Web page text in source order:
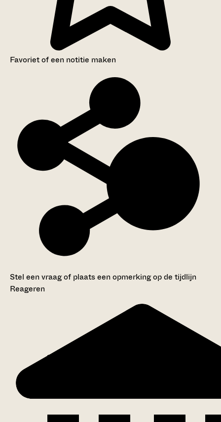
Favoriet of een notitie maken
Stel een vraag of plaats een opmerking op de tijdlijn
Reageren